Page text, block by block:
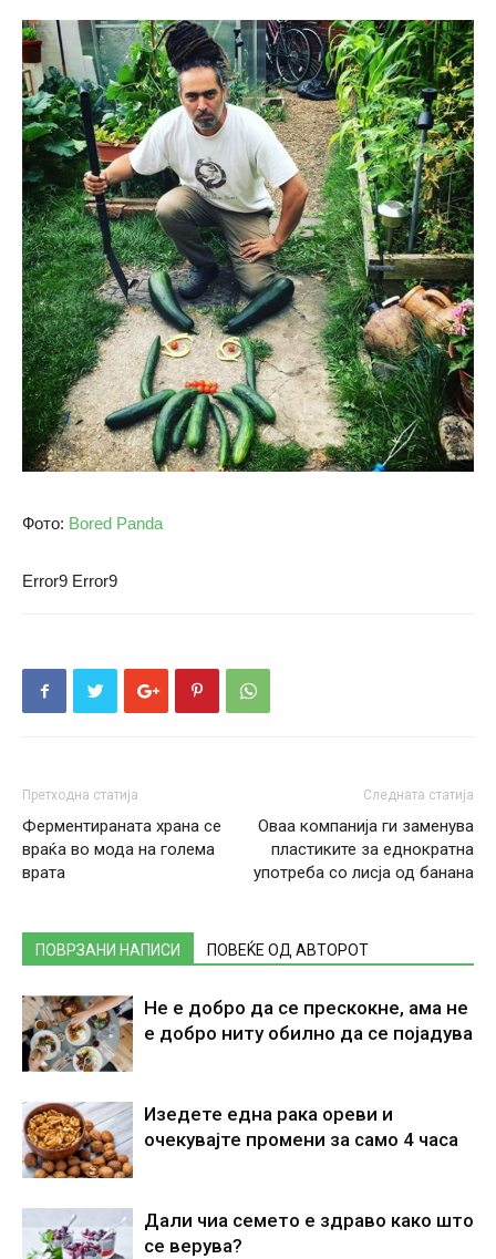
Фото: Bored Panda
Error9 Error9
Претходна статија
Ферментираната храна се
враќа во мода на голема
врата
Следната статија
Оваа компанија ги заменува
пластиките за еднократна
употреба со лисја од банана
ПОВРЗАНИ НАПИСИ ПОВЕЌЕ ОД АВТОРОТ
Не е добро да се прескокне, ама не
е добро ниту обилно да се појадува
Изедете една рака ореви и
очекувајте промени за само 4 часа
Дали чиа семето е здраво како што
се верува?